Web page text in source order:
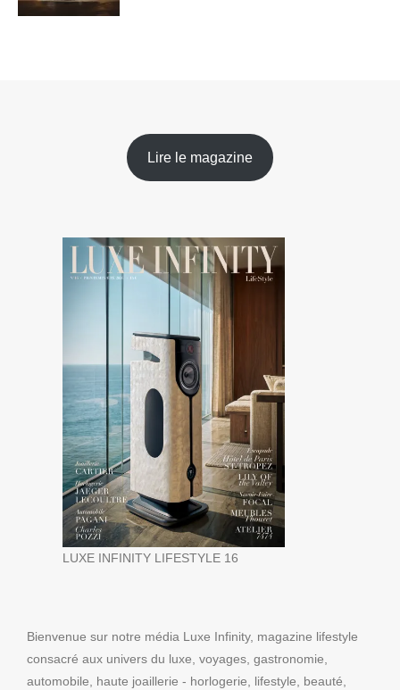
Lire le magazine
LUXE INFINITY LIFESTYLE 16
Bienvenue sur notre média Luxe Infinity, magazine lifestyle
consacré aux univers du luxe, voyages, gastronomie,
automobile, haute joaillerie - horlogerie, lifestyle, beauté,